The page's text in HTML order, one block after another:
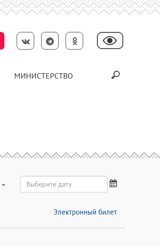
МИНИСТЕРСТВО
Электронный билет